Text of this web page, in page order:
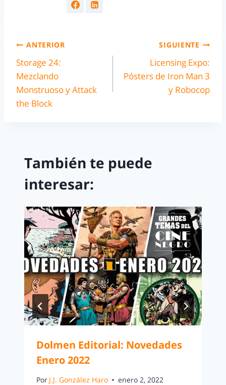
ANTERIOR
Storage 24:
Mezclando
Monstruoso y Attack
the Block
SIGUIENTE
Licensing Expo:
Pósters de Iron Man 3
y Robocop
También te puede
interesar:
Dolmen Editorial: Novedades
Enero 2022
Por J.J. González Haro enero 2, 2022